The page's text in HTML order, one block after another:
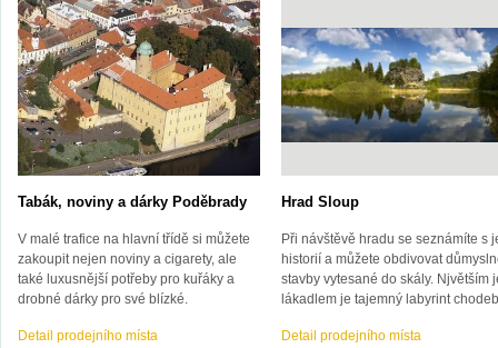
Tabák, noviny a dárky Poděbrady
V malé trafice na hlavní třídě si můžete
zakoupit nejen noviny a cigarety, ale
také luxusnější potřeby pro kuřáky a
drobné dárky pro své blízké.
Detail prodejního místa
Hrad Sloup
Při návštěvě hradu se seznámíte s
historií a můžete obdivovat
stavby vytesané do skály. Njvětším
lákadlem je tajemný labyrint
Detail prodejního místa